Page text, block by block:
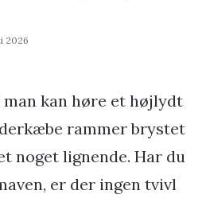
2026
kan høre et højlydt
rammer brystet
noget lignende. Har du
er der ingen tvivl